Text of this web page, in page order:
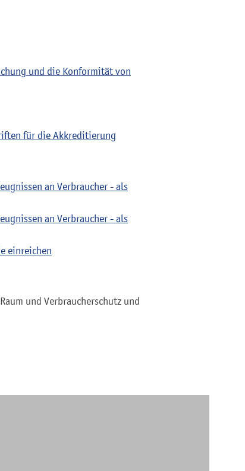
und die Konformität von
für die Akkreditierung
an Verbraucher - als
an Verbraucher - als
einreichen
und Verbraucherschutz und